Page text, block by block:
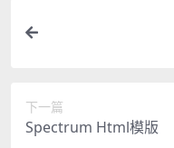
下一篇
Spectrum Html模版